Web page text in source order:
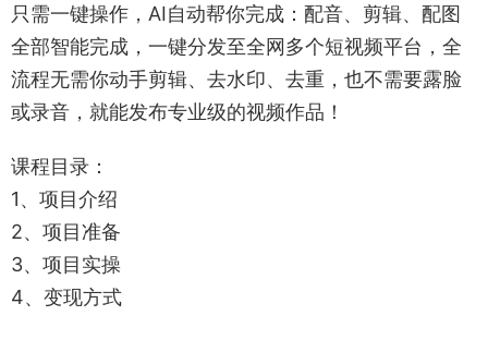
只需一键操作，AI自动帮你完成：配音、剪辑、配图
全部智能完成，一键分发至全网多个短视频平台，全
流程无需你动手剪辑、去水印、去重，也不需要露脸
或录音，就能发布专业级的视频作品！
课程目录：
1、项目介绍
2、项目准备
3、项目实操
4、变现方式